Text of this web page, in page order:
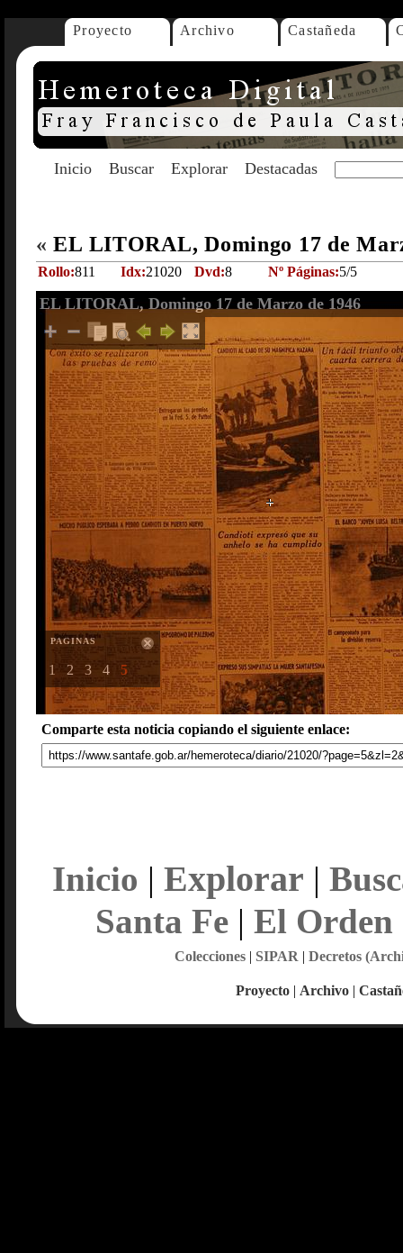
Proyecto Archivo Castañeda
Inicio Buscar Explorar Destacadas
« EL LITORAL, Domingo 17 de
Rollo:811 Idx:21020 Dvd:8 Nº Páginas:5/5
EL LITORAL, Domingo 17 de Marzo de 1946
PAGINAS
1 2 3 4 5
Comparte esta noticia copiando el siguiente enlace:
Inicio | Explorar |
Santa Fe| El Orden
Colecciones| SIPAR | Decretos
Proyecto | Archivo |